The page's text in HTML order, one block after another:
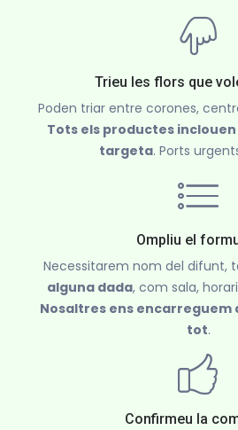
Trieu les flors que
Poden triar entre corones,
Tots els productes
targeta. Ports
Ompliu el
Necessitarem nom del difunt,
alguna dada, com sala,
Nosaltres ens
tot.
Confirmeu la